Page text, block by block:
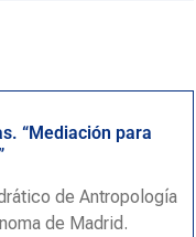
“Mediación para
de Antropología
de Madrid.